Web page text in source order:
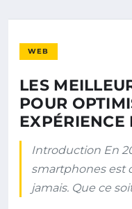
WEB
LES
POUR
Introduction En
smartphones est
jamais. Que ce